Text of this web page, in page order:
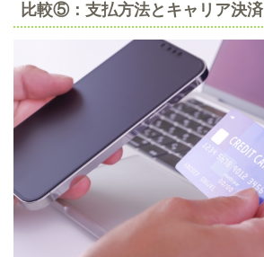
比較⑤：支払方法とキャリア決済